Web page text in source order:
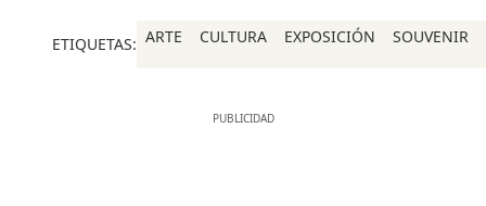
ETIQUETAS: ARTE CULTURA EXPOSICIÓN SOUVENIR